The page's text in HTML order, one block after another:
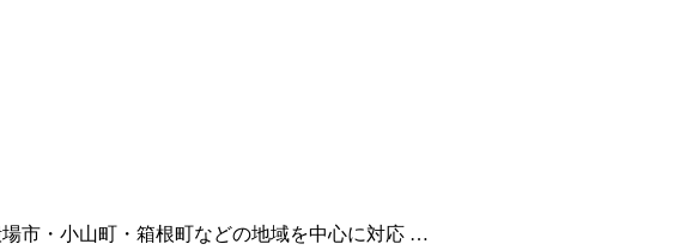
市・小山町・箱根町などの地域を中心に対応 …